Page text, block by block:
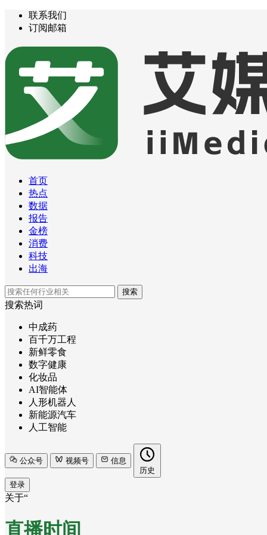
联系我们
订阅邮箱
首页
热点
数据
报告
金榜
消费
科技
出海
搜索
搜索热词
中成药
百千万工程
新鲜零食
数字健康
化妆品
AI智能体
人形机器人
新能源汽车
人工智能
公众号 视频号
信息
历史
登录
关于“
直播时间